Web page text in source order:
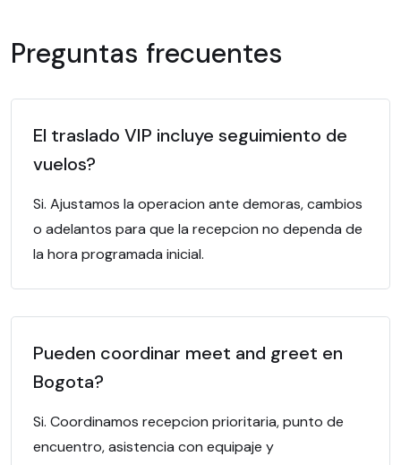
Preguntas frecuentes
El traslado VIP incluye seguimiento de
vuelos?
Si. Ajustamos la operacion ante demoras, cambios
o adelantos para que la recepcion no dependa de
la hora programada inicial.
Pueden coordinar meet and greet en
Bogota?
Si. Coordinamos recepcion prioritaria, punto de
encuentro, asistencia con equipaje y